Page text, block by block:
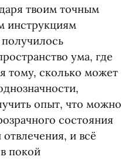
твоим точным
инструкциям
ума, где
тому, сколько может
опыт, что можно
состояния
и всё
покой